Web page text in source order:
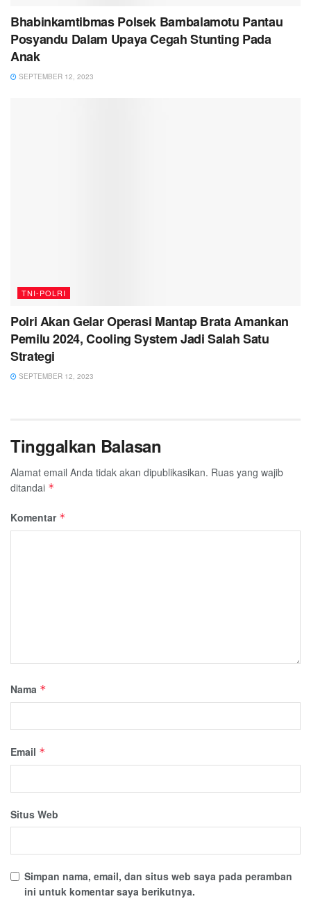
Bhabinkamtibmas Polsek Bambalamotu Pantau
Posyandu Dalam Upaya Cegah Stunting Pada
Anak
SEPTEMBER 12, 2023
TNI-POLRI
Polri Akan Gelar Operasi Mantap Brata Amankan
Pemilu 2024, Cooling System Jadi Salah Satu
Strategi
SEPTEMBER 12, 2023
Tinggalkan Balasan
Alamat email Anda tidak akan dipublikasikan. Ruas yang wajib
ditandai *
Komentar *
Nama *
Email *
Situs Web
Simpan nama, email, dan situs web saya pada peramban
ini untuk komentar saya berikutnya.